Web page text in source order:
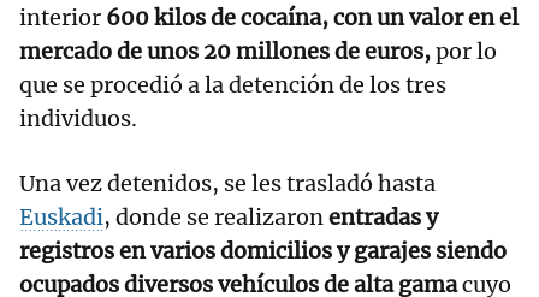
interior 600 kilos de cocaína, con un valor en el
mercado de unos 20 millones de euros,por lo
que se procedió a la detención de los tres
individuos.
Una vez detenidos, se les trasladó hasta
Euskadi, donde se realizaronentradas y
registros en varios domicilios y garajes siendo
ocupados diversos vehículos de alta gamacuyo